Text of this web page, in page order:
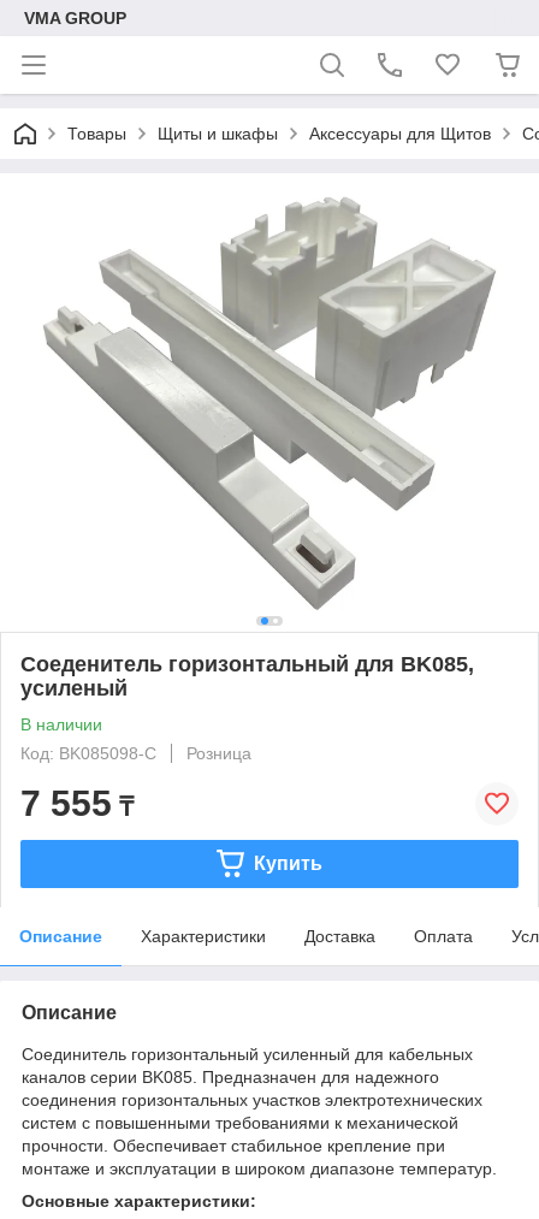
VMA GROUP
Товары Щиты и шкафы Аксессуары для Щитов
Соеденитель горизонтальный для BK085,
усиленый
В наличии
Код: BK085098-C
Розница
7 555 ₸
Купить
Описание Характеристики Доставка Оплата
Описание
Соединитель горизонтальный усиленный для кабельных
каналов серии BK085. Предназначен для надежного
соединения горизонтальных участков электротехнических
систем с повышенными требованиями к механической
прочности. Обеспечивает стабильное крепление при
монтаже и эксплуатации в широком диапазоне температур.
Основные характеристики: